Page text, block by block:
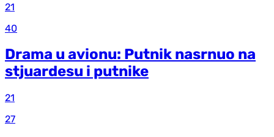
21
40
Drama u avionu: Putnik nasrnuo na
stjuardesu i putnike
21
27